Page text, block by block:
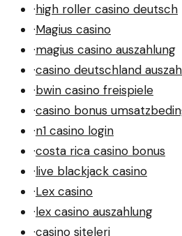
·high roller casino deutsch
·Magius casino
·magius casino auszahlung
·casino deutschland
·bwin casino freispiele
·casino bonus
·n1 casino login
·costa rica casino bonus
·live blackjack casino
·Lex casino
·lex casino auszahlung
·casino siteleri